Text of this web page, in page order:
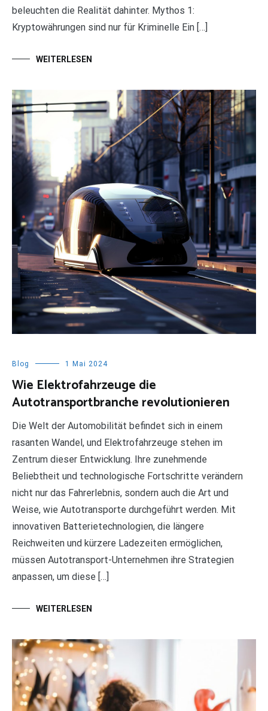
beleuchten die Realität dahinter. Mythos 1:
Kryptowährungen sind nur für Kriminelle Ein […]
WEITERLESEN
Blog 1 Mai 2024
Wie Elektrofahrzeuge die
Autotransportbranche revolutionieren
Die Welt der Automobilität befindet sich in einem
rasanten Wandel, und Elektrofahrzeuge stehen im
Zentrum dieser Entwicklung. Ihre zunehmende
Beliebtheit und technologische Fortschritte verändern
nicht nur das Fahrerlebnis, sondern auch die Art und
Weise, wie Autotransporte durchgeführt werden. Mit
innovativen Batterietechnologien, die längere
Reichweiten und kürzere Ladezeiten ermöglichen,
müssen Autotransport-Unternehmen ihre Strategien
anpassen, um diese […]
WEITERLESEN